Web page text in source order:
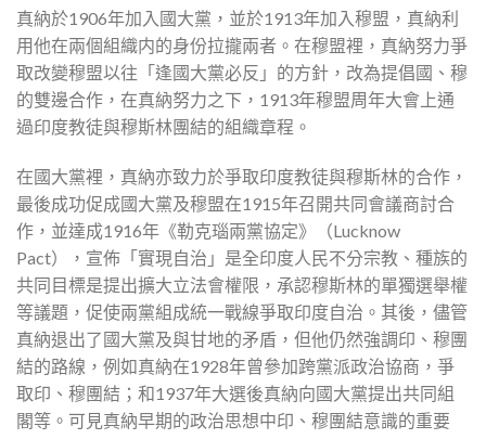
真納於1906年加入國大黨，並於1913年加入穆盟，真納利
用他在兩個組織内的身份拉攏兩者。在穆盟裡，真納努力爭
取改變穆盟以往「逢國大黨必反」的方針，改為提倡國、穆
的雙邊合作，在真納努力之下，1913年穆盟周年大會上通
過印度教徒與穆斯林團結的組織章程。
在國大黨裡，真納亦致力於爭取印度教徒與穆斯林的合作，
最後成功促成國大黨及穆盟在1915年召開共同會議商討合
作，並達成1916年《勒克瑙兩黨協定》（Lucknow
Pact），宣佈「實現自治」是全印度人民不分宗教、種族的
共同目標是提出擴大立法會權限，承認穆斯林的單獨選舉權
等議題，促使兩黨組成統一戰線爭取印度自治。其後，儘管
真納退出了國大黨及與甘地的矛盾，但他仍然強調印、穆團
結的路線，例如真納在1928年曾參加跨黨派政治協商，爭
取印、穆團結；和1937年大選後真納向國大黨提出共同組
閣等。可見真納早期的政治思想中印、穆團結意識的重要